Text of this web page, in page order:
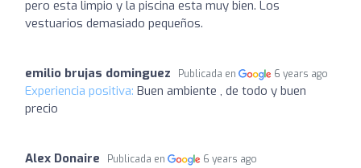
pero esta limpio y la piscina esta muy bien. Los
vestuarios demasiado pequeños.
emilio brujas dominguez Publicada en 6 years ago
Experiencia positiva: Buen ambiente , de todo y buen
precio
Alex Donaire Publicada en 6 years ago